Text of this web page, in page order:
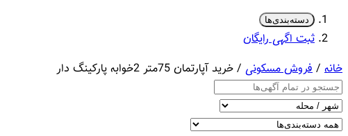
دسته‌بندی‌ها
ثبت اگهی رایگان
خانه /فروش مسکونی / خرید آپارتمان 75متر 2خوابه پارکینگ دار